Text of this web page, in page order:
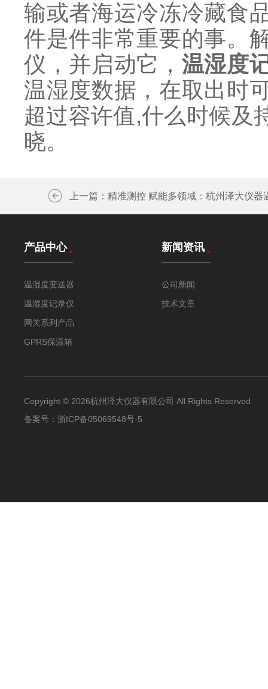
输或者海运冷冻冷藏食
件是件非常重要的事。
仪，并启动它， 温湿度
温湿度数据，在取出时
超过容许值,什么时候及
晓。
上一篇： 精准测控 赋能多领域：杭州泽大仪器
产品中心
温湿度变送器
温湿度记录仪
网关系列产品
GPRS保温箱
新闻资讯
公司新闻
技术文章
Copyright © 2026杭州泽大仪器有限公司 All Rights Reserved
备案号： 浙ICP备05069548号-5